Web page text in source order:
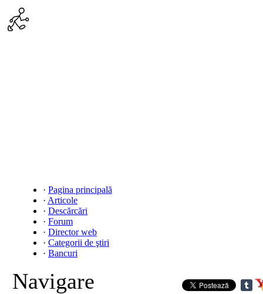
· Pagina principală
· Articole
· Descărcări
· Forum
· Director web
· Categorii de ştiri
· Bancuri
Navigare